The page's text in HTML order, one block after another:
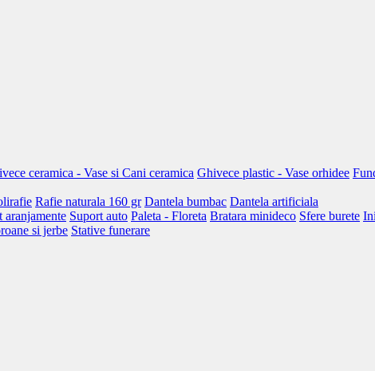
ceramica - Vase si Cani ceramica Ghivece plastic - Vase orhidee
Rafie naturala 160 gr Dantela bumbac Dantela artificiala
aranjamente Suport auto Paleta - Floreta Bratara minideco Sfere burete
si jerbe Stative funerare